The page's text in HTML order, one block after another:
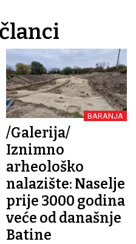
BARANJA
/Galerija/
Iznimno
arheološko
nalazište: Naselje
prije 3000 godina
veće od današnje
Batine